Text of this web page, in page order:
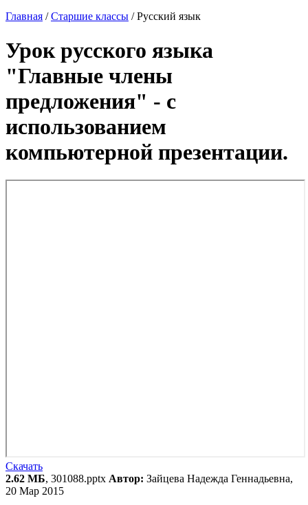
Главная /Старшие классы /Русский язык
Урок русского языка
"Главные члены
предложения" - с
использованием
компьютерной презентации.
Скачать
2.62 МБ, 301088.pptx Автор: Зайцева Надежда Геннадьевна,
20 Мар 2015